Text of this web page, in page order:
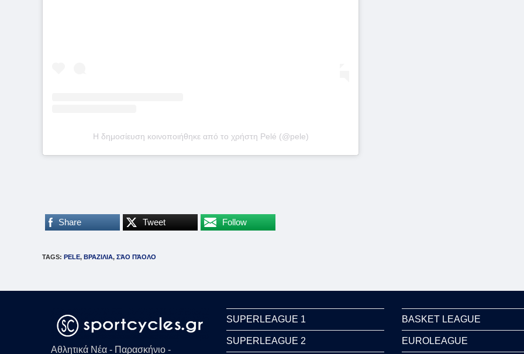
Η δημοσίευση κοινοποιήθηκε από το χρήστη Pelé (@pele)
Share Tweet Follow
TAGS: PELE, ΒΡΑΖΙΛΙΑ, ΣΆΟ ΠΆΟΛΟ
Αθλητικά Νέα - Παρασκήνιο -
SUPERLEAGUE 1
SUPERLEAGUE 2
BASKET LEAGUE
EUROLEAGUE